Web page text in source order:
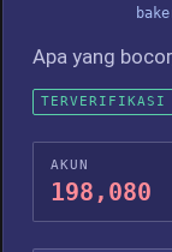
Apa yang
TERVERIFIKASI
AKUN
198,080